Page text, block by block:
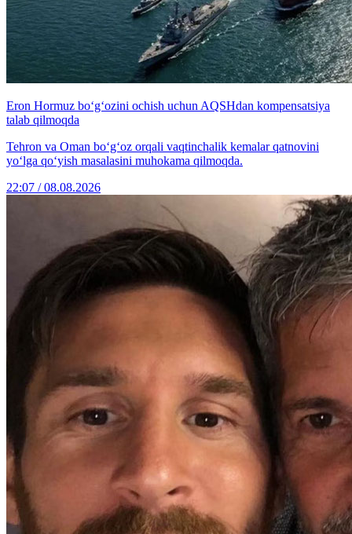
Eron Hormuz bo‘g‘ozini ochish uchun AQSHdan kompensatsiya
talab qilmoqda
Tehron va Oman bo‘g‘oz orqali vaqtinchalik kemalar qatnovini
yo‘lga qo‘yish masalasini muhokama qilmoqda.
22:07 / 08.08.2026